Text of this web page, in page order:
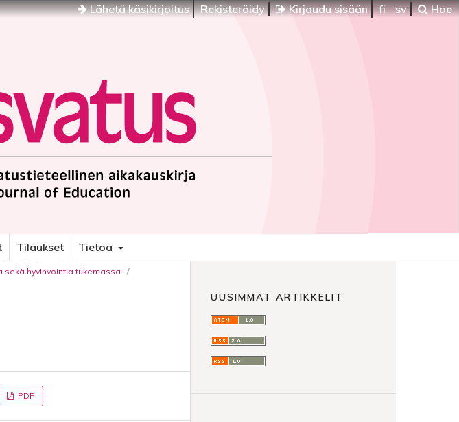
Lähetä käsikirjoitus Rekisteröidy Kirjaudu sisään fi sv Hae
Tilaukset Tietoa
sekä hyvinvointia tukemassa
/
PDF
UUSIMMAT ARTIKKELIT